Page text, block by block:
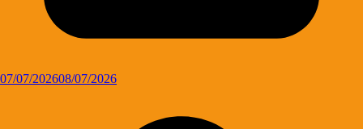
07/07/202608/07/2026